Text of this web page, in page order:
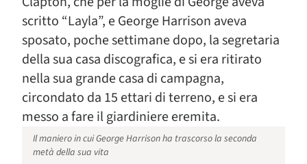
scritto “Layla”, e George Harrison aveva
sposato, poche settimane dopo, la segretaria
della sua casa discografica, e si era ritirato
nella sua grande casa di campagna,
circondato da 15 ettari di terreno, e si era
messo a fare il giardiniere eremita.
Il maniero in cui George Harrison ha trascorso la seconda
metà della sua vita